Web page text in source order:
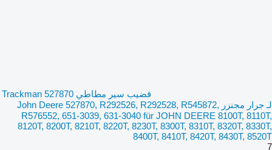
قضيب سير مطاطي Trackman 527870
لـ جرار مجنزر John Deere 527870, R292526, R292528, R545872,
R576552, 651-3039, 631-3040 für JOHN DEERE 8100T, 8110T,
8120T, 8200T, 8210T, 8220T, 8230T, 8300T, 8310T, 8320T, 8330T,
8400T, 8410T, 8420T, 8430T, 8520T
7